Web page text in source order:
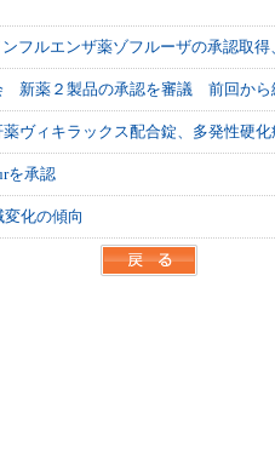
フルエンザ薬ゾフルーザの承認取得
薬２製品の承認を審議 前回から
ヴィキラックス配合錠、多発性硬
を承認
化の傾向